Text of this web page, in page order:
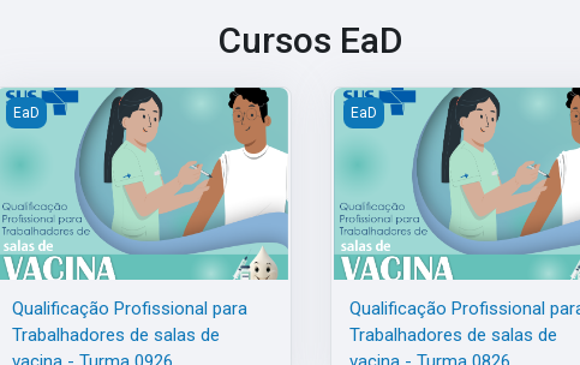
Cursos EaD
de salas de vacina - Turma 1026
Qualificação Profissional para Trabalhadores de salas de vacina - Turma
EaD
Qualificação Profissional para
Trabalhadores de salas de
Qualificação Profissional
EaD
Qualificação Profissional
Trabalhadores de salas de